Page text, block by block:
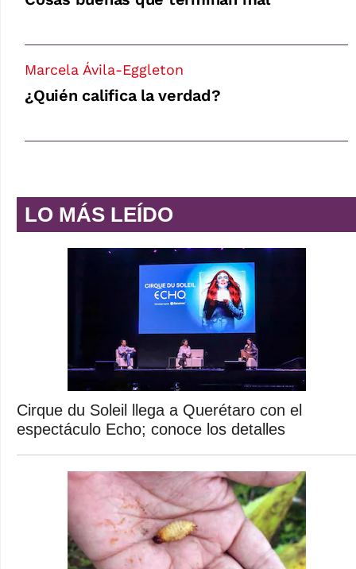
Marcela Ávila-Eggleton
¿Quién califica la verdad?
LO MÁS LEÍDO
Cirque du Soleil llega a Querétaro con el
espectáculo Echo; conoce los detalles